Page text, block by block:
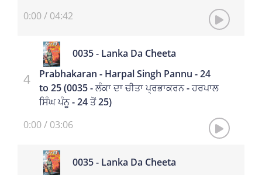
0:00/ 04:42
0035 - Lanka Da Cheeta
Prabhakaran - Harpal Singh Pannu - 24
to 25 (0035 - ਲੰਕਾ ਦਾ ਚੀਤਾ ਪ੍ਰਭਾਕਰਨ - ਹਰਪਾਲ
ਸਿੰਘ ਪੰਨੂ - 24 ਤੋਂ 25)
0:00/ 03:06
0035 - Lanka Da Cheeta